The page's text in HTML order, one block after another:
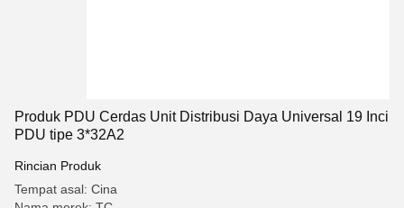
Produk PDU Cerdas Unit Distribusi Daya Universal 19 Inci
PDU tipe 3*32A2
Rincian Produk
Tempat asal: Cina